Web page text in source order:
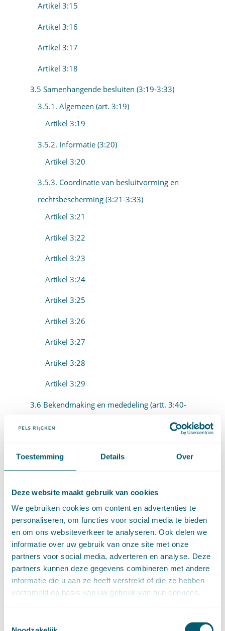
Toestemming Details Over
Deze website maakt gebruik van cookies
We gebruiken cookies om content en advertenties te
personaliseren, om functies voor social media te bieden
en om ons websiteverkeer te analyseren. Ook delen we
informatie over uw gebruik van onze site met onze
partners voor social media, adverteren en analyse. Deze
partners kunnen deze gegevens combineren met andere
informatie die u aan ze heeft verstrekt of die ze hebben
verzameld op basis van uw gebruik van hun services.
Artikel 3:15
Artikel 3:16
Artikel 3:17
Artikel 3:18
3.5 Samenhangende besluiten (3:19-3:33)
3.5.1. Algemeen (art. 3:19)
Artikel 3:19
3.5.2. Informatie (3:20)
Artikel 3:20
3.5.3. Coordinatie van besluitvorming en
rechtsbescherming (3:21-3:33)
Artikel 3:21
Artikel 3:22
Artikel 3:23
Artikel 3:24
Artikel 3:25
Artikel 3:26
Artikel 3:27
Artikel 3:28
Artikel 3:29
3.6 Bekendmaking en mededeling (artt. 3:40-
Artikel 3:41
Artikel 3:44
Artikel 3:45
3.7 Motivering (artt. 3:46-3:50)
Artikel 3:46